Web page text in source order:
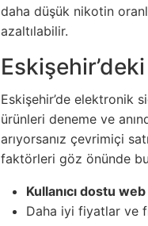
daha düşük nikotin
azaltılabilir.
Eskişehir’de elektronik
ürünleri deneme ve
arıyorsanız çevrimiçi
faktörleri göz önünde
Kullanıcı dostu
Daha iyi fiyatlar ve